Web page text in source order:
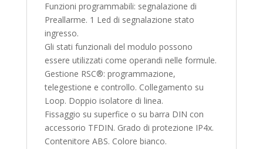
Funzioni programmabili: segnalazione di
Preallarme. 1 Led di segnalazione stato
ingresso.
Gli stati funzionali del modulo possono
essere utilizzati come operandi nelle formule.
Gestione RSC®: programmazione,
telegestione e controllo. Collegamento su
Loop. Doppio isolatore di linea.
Fissaggio su superfice o su barra DIN con
accessorio TFDIN. Grado di protezione IP4x.
Contenitore ABS. Colore bianco.